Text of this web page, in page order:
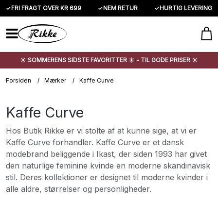
✓FRI FRAGT OVER KR 699 ✓NEM RETUR ✓HURTIG LEVERING
☀️ SOMMERENS SIDSTE FAVORITTER ☀️ - TIL GODE PRISER ☀️
Forsiden / Mærker / Kaffe Curve
Kaffe Curve
Hos Butik Rikke er vi stolte af at kunne sige, at vi er
Kaffe Curve forhandler. Kaffe Curve er et dansk
modebrand beliggende i Ikast, der siden 1993 har givet
den naturlige feminine kvinde en moderne skandinavisk
stil. Deres kollektioner er designet til moderne kvinder i
alle aldre, størrelser og personligheder.